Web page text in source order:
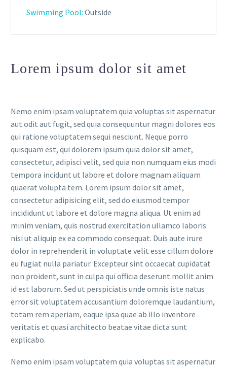
Swimming Pool: Outside
Lorem ipsum dolor sit amet
Nemo enim ipsam voluptatem quia voluptas sit aspernatur
aut odit aut fugit, sed quia consequuntur magni dolores eos
qui ratione voluptatem sequi nesciunt. Neque porro
quisquam est, qui dolorem ipsum quia dolor sit amet,
consectetur, adipisci velit, sed quia non numquam eius modi
tempora incidunt ut labore et dolore magnam aliquam
quaerat volupta tem. Lorem ipsum dolor sit amet,
consectetur adipisicing elit, sed do eiusmod tempor
incididunt ut labore et dolore magna aliqua. Ut enim ad
minim veniam, quis nostrud exercitation ullamco laboris
nisi ut aliquip ex ea commodo consequat. Duis aute irure
dolor in reprehenderit in voluptate velit esse cillum dolore
eu fugiat nulla pariatur. Excepteur sint occaecat cupidatat
non proident, sunt in culpa qui officia deserunt mollit anim
id est laborum. Sed ut perspiciatis unde omnis iste natus
error sit voluptatem accusantium doloremque laudantium,
totam rem aperiam, eaque ipsa quae ab illo inventore
veritatis et quasi architecto beatae vitae dicta sunt
explicabo.
Nemo enim ipsam voluptatem quia voluptas sit aspernatur